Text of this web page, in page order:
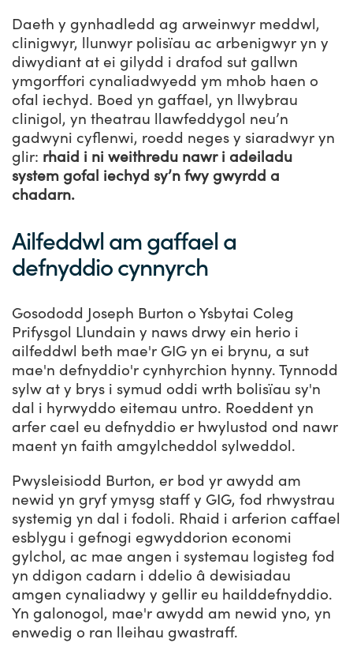
Daeth y gynhadledd ag arweinwyr meddwl,
clinigwyr, llunwyr polisïau ac arbenigwyr yn y
diwydiant at ei gilydd i drafod sut gallwn
ymgorffori cynaliadwyedd ym mhob haen o
ofal iechyd. Boed yn gaffael, yn llwybrau
clinigol, yn theatrau llawfeddygol neu’n
gadwyni cyflenwi, roedd neges y siaradwyr yn
glir: rhaid i ni weithredu nawr i adeiladu
system gofal iechyd sy’n fwy gwyrdd a
chadarn.
Ailfeddwl am gaffael a
defnyddio cynnyrch
Gosododd Joseph Burton o Ysbytai Coleg
Prifysgol Llundain y naws drwy ein herio i
ailfeddwl beth mae'r GIG yn ei brynu, a sut
mae'n defnyddio'r cynhyrchion hynny. Tynnodd
sylw at y brys i symud oddi wrth bolisïau sy'n
dal i hyrwyddo eitemau untro. Roeddent yn
arfer cael eu defnyddio er hwylustod ond nawr
maent yn faith amgylcheddol sylweddol.
Pwysleisiodd Burton, er bod yr awydd am
newid yn gryf ymysg staff y GIG, fod rhwystrau
systemig yn dal i fodoli. Rhaid i arferion caffael
esblygu i gefnogi egwyddorion economi
gylchol, ac mae angen i systemau logisteg fod
yn ddigon cadarn i ddelio â dewisiadau
amgen cynaliadwy y gellir eu hailddefnyddio.
Yn galonogol, mae'r awydd am newid yno, yn
enwedig o ran lleihau gwastraff.